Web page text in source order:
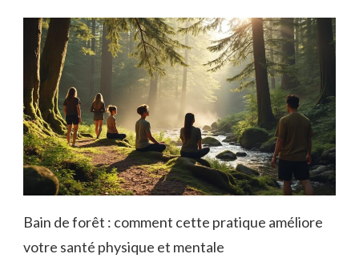
Bain de forêt : comment cette pratique améliore
votre santé physique et mentale